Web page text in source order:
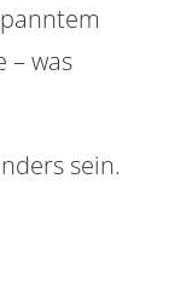
– was
sein.